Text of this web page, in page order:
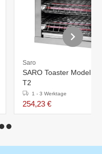
Saro
SARO Toaster Modell BUSSO
T2
1 - 3 Werktage
254,23 €